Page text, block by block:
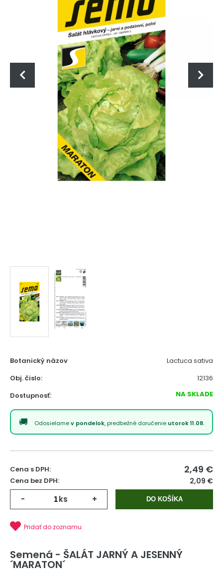
Botanický názov
Lactuca sativa
Obj. čislo:
12136
Dostupnosť:
NA SKLADE
Odosielamev pondelok, predbežné doručenie utorok 11.08.
Cena s DPH: 2,49 €
Cena bez DPH: 2,09 €
- ks + DO KOŠÍKA
Pridať do zoznamu
Semená - ŠALÁT JARNÝ A JESENNÝ
´MARATON´